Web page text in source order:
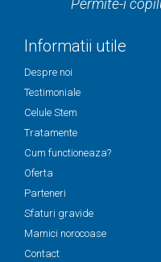
Permite-i
Informatii utile
Despre noi
Testimoniale
Celule Stem
Tratamente
Cum functioneaza?
Oferta
Parteneri
Sfaturi gravide
Mamici norocoase
Contact